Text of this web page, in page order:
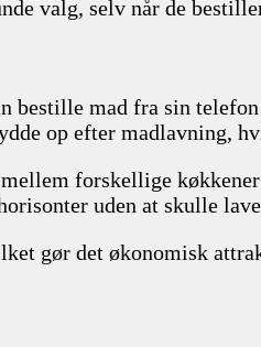
valg, selv når de
bestille mad fra sin
op efter madlavning,
forskellige
uden at skulle
gør det økonomisk